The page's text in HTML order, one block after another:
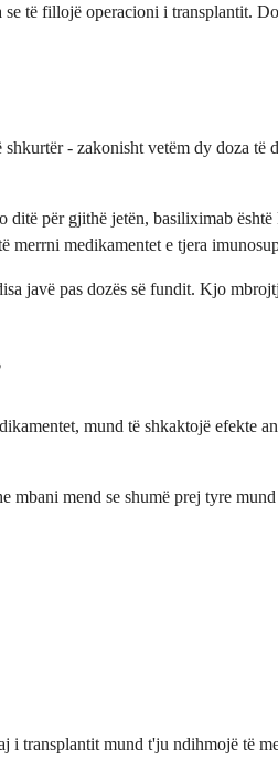
të fillojë operacioni i transplantit.
- zakonisht vetëm dy doza
për gjithë jetën, basiliximab
medikamentet e tjera
javë pas dozës së fundit. Kjo
mund të shkaktojë efekte
mbani mend se shumë prej tyre
transplantit mund t'ju ndihmojë të